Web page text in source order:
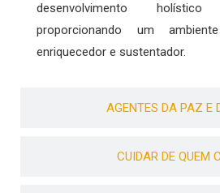
AGENTES DA PAZ E
CUIDAR DE QUEM
desenvolvimento
proporcionando um
enriquecedor e sustentador.